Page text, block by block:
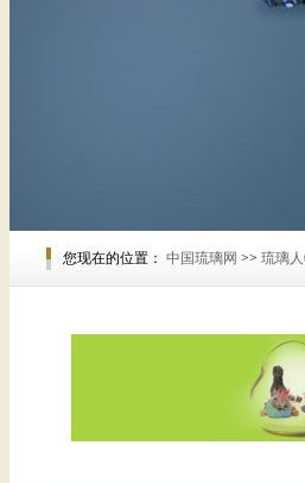
您现在的位置： 中国琉璃网 >> 琉璃